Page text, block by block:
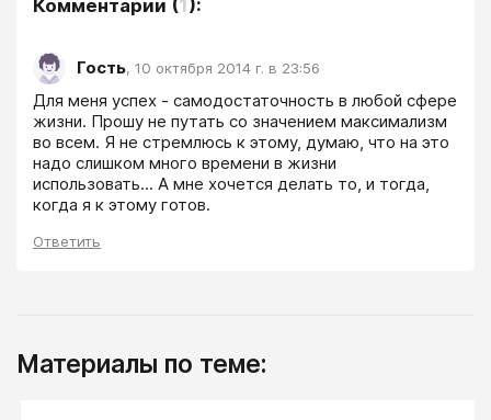
Комментарии (1 ):
Гость, 10 октября 2014 г. в 23:56
Для меня успех - самодостаточность в любой сфере
жизни. Прошу не путать со значением максимализм
во всем. Я не стремлюсь к этому, думаю, что на это
надо слишком много времени в жизни
использовать... А мне хочется делать то, и тогда,
когда я к этому готов.
Ответить
Материалы по теме: